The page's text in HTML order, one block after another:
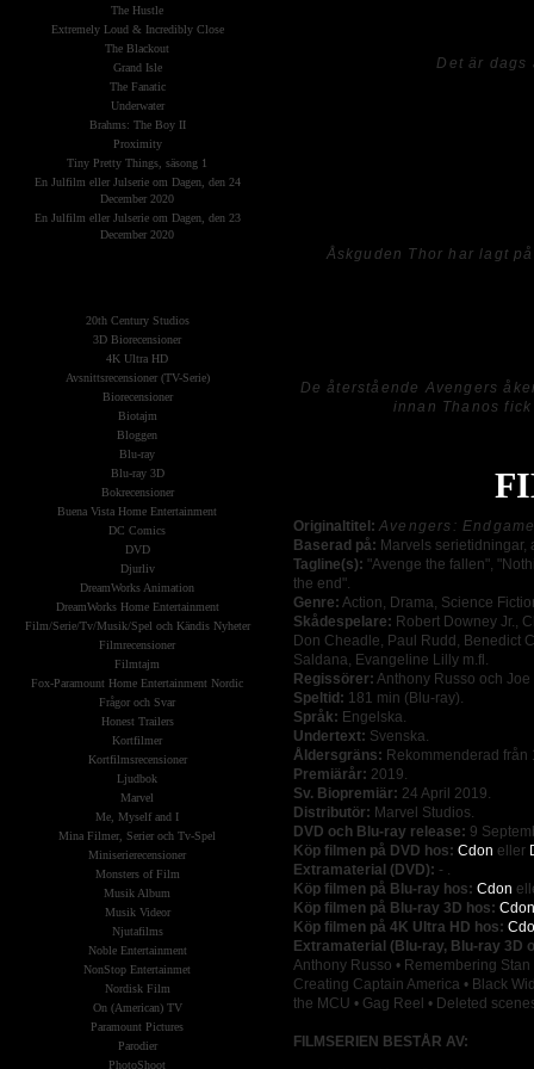
Det är dags
Åskguden Thor har lagt
De återstående Avengers
innan Thanos
Originaltitel: Avengers:
Baserad på: Marvels serietidningar,
Tagline(s): "Avenge the fallen",
the end".
Genre: Action, Drama, Science
Skådespelare: Robert Downey Jr.,
Don Cheadle, Paul Rudd, Benedict
Saldana, Evangeline Lilly m.fl.
Regissörer: Anthony Russo och Joe
Speltid: 181 min (Blu-ray).
Språk: Engelska.
Undertext: Svenska.
Åldersgräns: Rekommenderad från
Premiärår: 2019.
Sv. Biopremiär: 24 April 2019.
Distributör: Marvel Studios.
DVD och Blu-ray release: 9
Köp filmen på DVD hos: Cdon eller
Extramaterial (DVD): - .
Köp filmen på Blu-ray hos: Cdon
Köp filmen på Blu-ray 3D hos: Cdon
Köp filmen på 4K Ultra HD hos:
Extramaterial (Blu-ray, Blu-ray 3D
Anthony Russo • Remembering Stan
Creating Captain America • Black
the MCU • Gag Reel • Deleted
FILMSERIEN BESTÅR AV:
The Hustle
Extremely Loud & Incredibly Close
The Blackout
Grand Isle
The Fanatic
Underwater
Brahms: The Boy II
Proximity
Tiny Pretty Things, säsong 1
En Julfilm eller Julserie om Dagen, den 24
December 2020
En Julfilm eller Julserie om Dagen, den 23
December 2020
20th Century Studios
3D Biorecensioner
4K Ultra HD
Avsnittsrecensioner (TV-Serie)
Biorecensioner
Biotajm
Bloggen
Blu-ray
Blu-ray 3D
Bokrecensioner
Buena Vista Home Entertainment
DC Comics
DVD
Djurliv
DreamWorks Animation
DreamWorks Home Entertainment
Film/Serie/Tv/Musik/Spel och Kändis Nyheter
Filmrecensioner
Filmtajm
Fox-Paramount Home Entertainment Nordic
Frågor och Svar
Honest Trailers
Kortfilmer
Kortfilmsrecensioner
Ljudbok
Marvel
Me, Myself and I
Mina Filmer, Serier och Tv-Spel
Miniserierecensioner
Monsters of Film
Musik Album
Musik Videor
Njutafilms
Noble Entertainment
NonStop Entertainmet
Nordisk Film
On (American) TV
Paramount Pictures
Parodier
PhotoShoot